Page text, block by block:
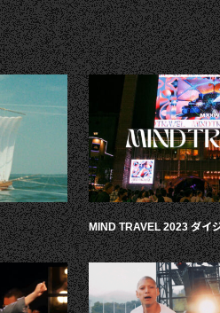
MIND TRAVEL 2023 ダイ